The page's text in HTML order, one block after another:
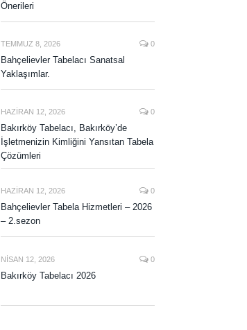
Önerileri
TEMMUZ 8, 2026 0
Bahçelievler Tabelacı Sanatsal
Yaklaşımlar.
HAZIRAN 12, 2026 0
Bakırköy Tabelacı, Bakırköy’de
İşletmenizin Kimliğini Yansıtan Tabela
Çözümleri
HAZIRAN 12, 2026 0
Bahçelievler Tabela Hizmetleri – 2026
– 2.sezon
NISAN 12, 2026 0
Bakırköy Tabelacı 2026